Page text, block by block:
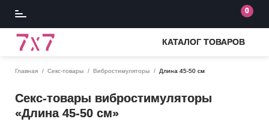
0
КАТАЛОГ ТОВАРОВ
Главная Секс-товары Вибростимуляторы Длина 45-50 см
Секс-товары вибростимуляторы
«Длина 45-50 см»